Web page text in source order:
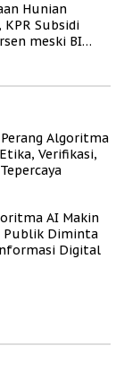
Hunian
Subsidi
meski BI
Algoritma
Verifikasi,
AI Makin
Publik Diminta
Digital